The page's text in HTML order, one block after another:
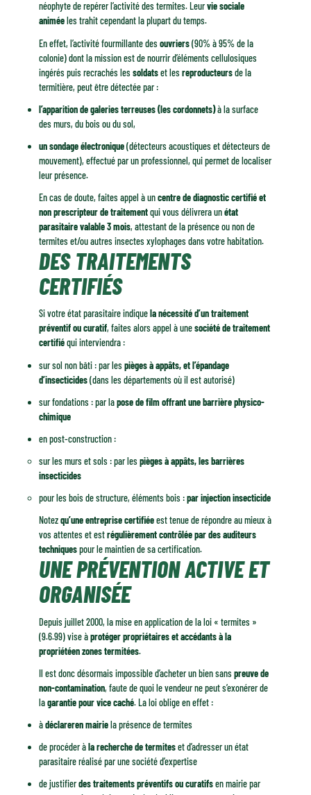
néophyte de repérer l’activité des termites. Leurvie sociale
animéeles trahit cependant la plupart du temps.
En effet, l’activité fourmillante desouvriers(90% à 95% de la
colonie) dont la mission est de nourrir d’éléments cellulosiques
ingérés puis recrachés lessoldatset lesreproducteursde la
termitière, peut être détectée par :
l’apparition de galeries terreuses (les cordonnets)à la surface
des murs, du bois ou du sol,
un sondage électronique(détecteurs acoustiques et détecteurs de
mouvement), effectué par un professionnel, qui permet de localiser
leur présence.
En cas de doute, faites appel à uncentre de diagnostic certifié et
non prescripteur de traitementqui vous délivrera unétat
parasitaire valable 3 mois, attestant de la présence ou non de
termites et/ou autres insectes xylophages dans votre habitation.
DES TRAITEMENTS
CERTIFIÉS
Si votre état parasitaire indiquela nécessité d’un traitement
préventif ou curatif, faites alors appel à unesociété de traitement
certifiéqui interviendra :
sur sol non bâti : par lespièges à appâts, et l’épandage
d’insecticides(dans les départements où il est autorisé)
sur fondations : par lapose de film offrant une barrière physico-
chimique
en post-construction :
sur les murs et sols : par lespièges à appâts, les barrières
insecticides
pour les bois de structure, éléments bois :par injection insecticide
Notezqu’une entreprise certifiéeest tenue de répondre au mieux à
vos attentes et estrégulièrement contrôlée par des auditeurs
techniquespour le maintien de sa certification.
UNE PRÉVENTION ACTIVE ET
ORGANISÉE
Depuis juillet 2000, la mise en application de la loi « termites »
(9.6.99) vise àprotéger propriétaires et accédants à la
propriétéen zones termitées.
Il est donc désormais impossible d’acheter un bien sanspreuve de
non-contamination, faute de quoi le vendeur ne peut s’exonérer de
lagarantie pour vice caché. La loi oblige en effet :
àdéclareren mairiela présence de termites
de procéder àla recherche de termiteset d’adresser un état
parasitaire réalisé par une société d’expertise
de justifierdes traitements préventifs ou curatifsen mairie par